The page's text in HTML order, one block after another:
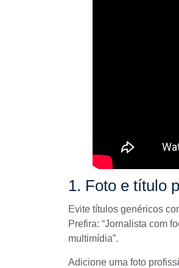
1. Foto e título
Evite títulos genéricos
Prefira: “Jornalista com
multimídia”.
Adicione uma foto